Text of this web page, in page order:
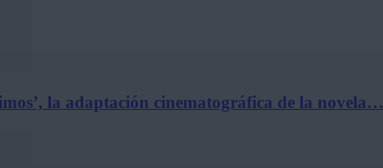
la adaptación cinematográfica de la novela…